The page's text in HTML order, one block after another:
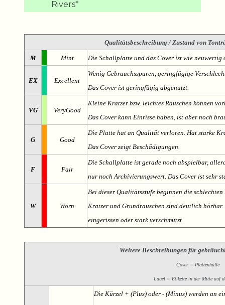
Rivers*
Qualitätsbeschreibung / Zustand von
M Mint Die Schallplatte und das Cover ist wie
EX Excellent
Wenig Gebrauchsspuren, geringfügige
Das Cover ist geringfügig abgenutzt.
VG VeryGood
Kleine Kratzer bzw. leichtes Rauschen können
Das Cover kann Einrisse haben, ist aber noch
G Good
Die Platte hat an Qualität verloren. Hat starke
Das Cover zeigt Beschädigungen.
F Fair
Die Schallplatte ist gerade noch abspielbar,
nur noch Archivierungswert. Das Cover ist sehr
W Worn
Bei dieser Qualitätsstufe beginnen die
Kratzer und Grundrauschen sind deutlich
eingerissen oder stark verschmutzt.
Weitere Beschreibungen für
Cover = Plattenhülle
Label = Etikette in der Mitte auf
Die Kürzel + (Plus) oder - (Minus) werden an